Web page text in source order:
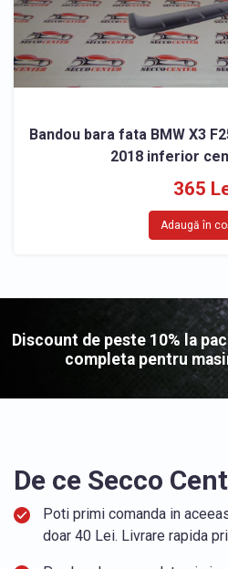
Bandou bara fata BMW X3
2018 inferior
365
Adaugă în
Discount de peste 10% la
completa pentru
De ce Secco
Poti primi comanda in
doar 40 Lei. Livrare rapida